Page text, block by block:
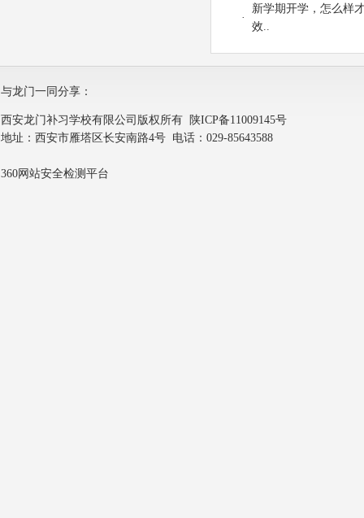
·
新学期开学，怎么样
效..
与龙门一同分享：
西安龙门补习学校有限公司版权所有
陕ICP备11009145号
地址：西安市雁塔区长安南路4号 电话：029-85643588
360网站安全检测平台